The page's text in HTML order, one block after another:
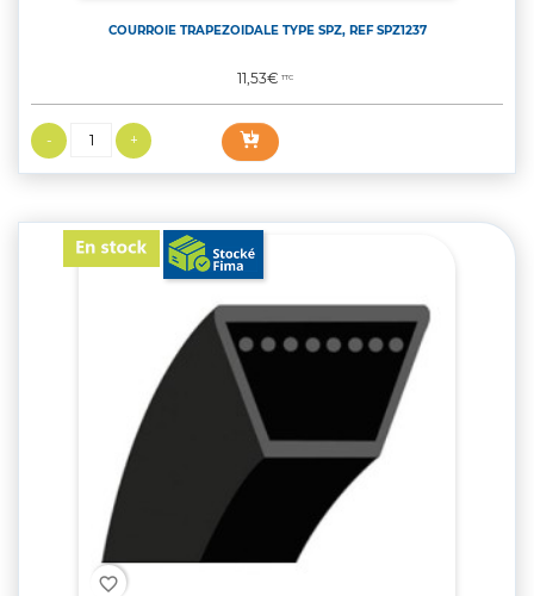
COURROIE TRAPEZOIDALE TYPE SPZ, REF SPZ1237
Prix
11,53€TTC
favorite_border